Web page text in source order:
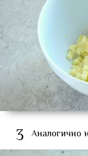
3 Аналогично